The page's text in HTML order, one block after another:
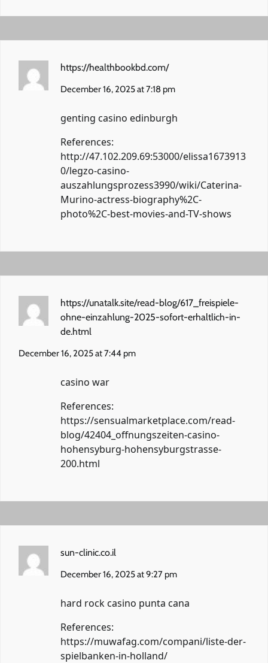
https://healthbookbd.com/
December 16, 2025 at 7:18 pm
genting casino edinburgh
References:
http://47.102.209.69:53000/elissa1673913
0/legzo-casino-
auszahlungsprozess3990/wiki/Caterina-
Murino-actress-biography%2C-
photo%2C-best-movies-and-TV-shows
https://unatalk.site/read-blog/617_freispiele-
ohne-einzahlung-2025-sofort-erhaltlich-in-
de.html
December 16, 2025 at 7:44 pm
casino war
References:
https://sensualmarketplace.com/read-
blog/42404_offnungszeiten-casino-
hohensyburg-hohensyburgstrasse-
200.html
sun-clinic.co.il
December 16, 2025 at 9:27 pm
hard rock casino punta cana
References:
https://muwafag.com/compani/liste-der-
spielbanken-in-holland/